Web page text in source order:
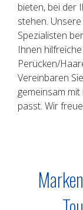
bieten, bei der
stehen.
Spezialisten
Ihnen
Perücken/
Vereinbaren
gemeinsam
passt. Wir